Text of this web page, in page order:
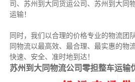
司、苏州到大同货运公司、苏州到大同
运输！
同时，我们以合理的价格专业的物流团
同物流以最高效、最合理、最实惠的物
快速、安全、准时地到达！
苏州到大同物流公司零担整车运输